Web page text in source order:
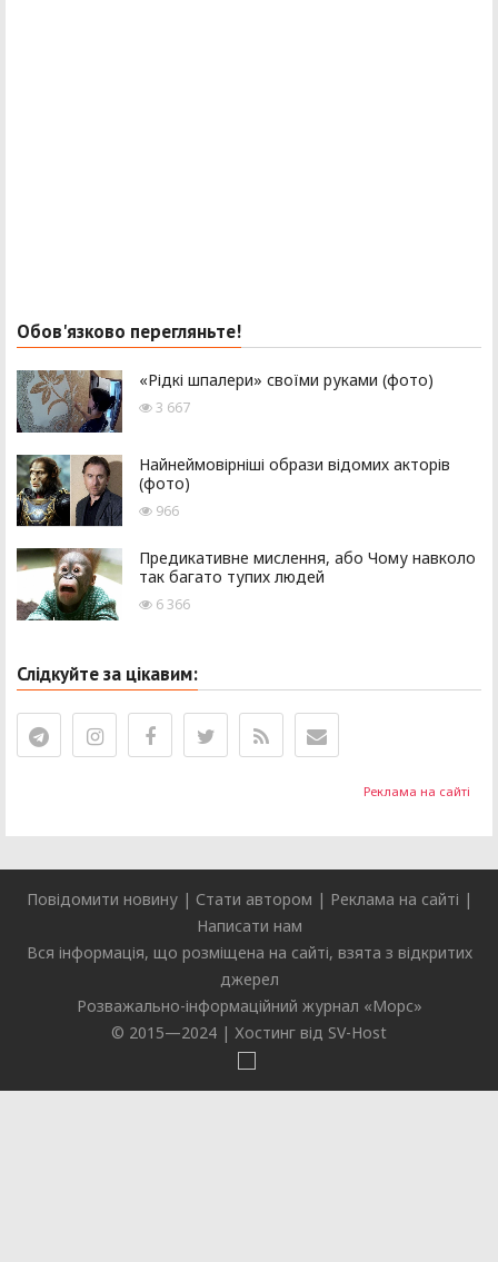
Реклама на сайті
Обов'язково перегляньте!
«Рідкі шпалери» своїми руками (фото)
3 667
Найнеймовірніші образи відомих акторів
(фото)
966
Предикативне мислення, або Чому навколо
так багато тупих людей
6 366
Слідкуйте за цікавим:
Повідомити новину| Стати автором | Реклама на сайті |
Написати нам
Вся інформація, що розміщена на сайті, взята з відкритих
джерел
Розважально-інформаційний журнал «Морс»
© 2015—2024 | Хостинг від SV-Host